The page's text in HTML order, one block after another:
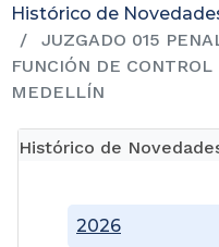
Histórico de
JUZGADO 015
FUNCIÓN DE
MEDELLÍN
Histórico de
2026